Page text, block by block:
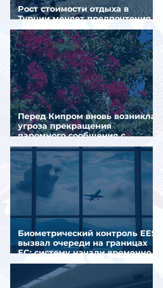
Рост стоимости отдыха в
Турции меняет предпочтения
туристов
Перед Кипром вновь возникла
угроза прекращения
паромного сообщения с
Грецией
Биометрический контроль EES
вызвал очереди на границах
ЕС: систему начали временно
отключать